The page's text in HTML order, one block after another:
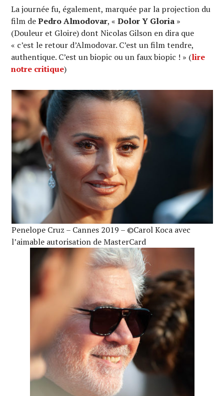
La journée fu, également, marquée par la projection du
film dePedro Almodovar, «Dolor Y Gloria »
(Douleur et Gloire) dont Nicolas Gilson en dira que
« c’est le retour d’Almodovar. C’est un film tendre,
authentique. C’est un biopic ou un faux biopic ! » (lire
notre critique)
Penelope Cruz – Cannes 2019 – ©Carol Koca avec
l’aimable autorisation de MasterCard